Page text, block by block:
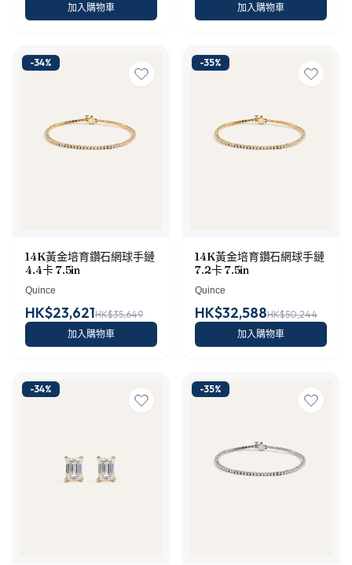
加入購物車
加入購物車
-34%
14K黃金培育鑽石網球手鏈
4.4卡 7.5in
Quince
HK$23,621HK$35,649
加入購物車
-35%
14K黃金培育鑽石網球手鏈
7.2卡 7.5in
Quince
HK$32,588HK$50,244
加入購物車
-34% -35%